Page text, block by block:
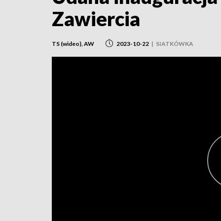
Zawiercia
TS (wideo), AW 2023-10-22 | SIATKÓWKA